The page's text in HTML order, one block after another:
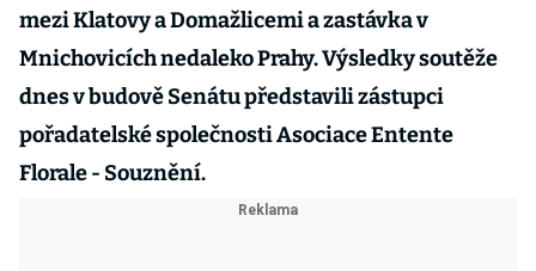
mezi Klatovy a Domažlicemi a zastávka v
Mnichovicích nedaleko Prahy. Výsledky soutěže
dnes v budově Senátu představili zástupci
pořadatelské společnosti Asociace Entente
Florale - Souznění.